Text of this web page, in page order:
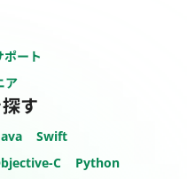
ート
ア
す
Swift
C Python